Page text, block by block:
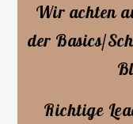
Wir achten
der Basics/
Richtige